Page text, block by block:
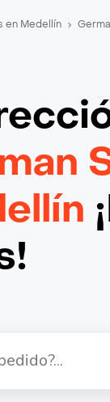
en Medellín